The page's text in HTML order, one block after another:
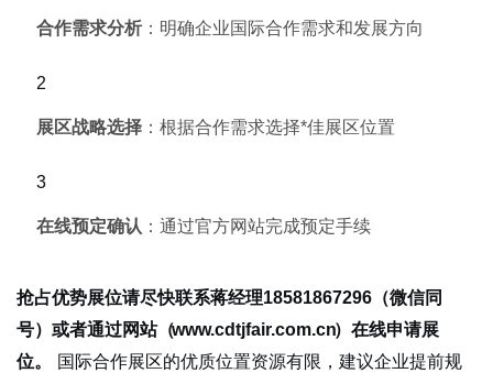
合作需求分析 ：明确企业国际合作需求和发展方向
展区战略选择 ：根据合作需求选择*佳展区位置
在线预定确认 ：通过官方网站完成预定手续
抢占优势展位请尽快联系蒋经理18581867296（微信同
号）或者通过网站（www.cdtjfair.com.cn）在线申请展
位。
国际合作展区的优质位置资源有限，建议企业提前规